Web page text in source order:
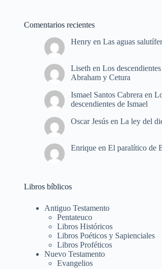
Comentarios recientes
Henry enLas aguas
Liseth enLos
Abraham y Cetura
Ismael Santos Cabrera en
descendientes de Ismael
Oscar Jesús enLa ley del
Enrique enEl paralítico de
Libros bíblicos
Antiguo Testamento
Pentateuco
Libros Históricos
Libros Poéticos y Sapienciales
Libros Proféticos
Nuevo Testamento
Evangelios